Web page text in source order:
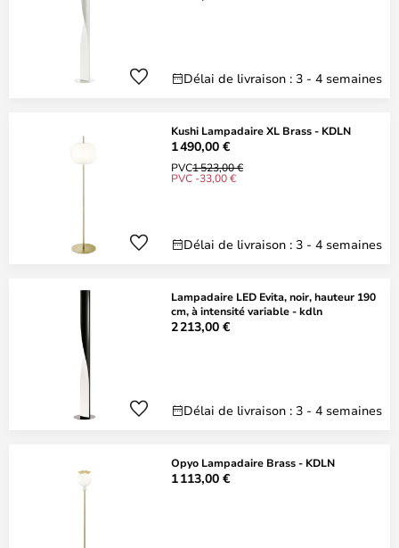
Délai de livraison : 3 - 4 semaines
Kushi Lampadaire XL Brass - KDLN
1 490,00 €
PVC1 523,00 €
PVC -33,00 €
Délai de livraison : 3 - 4 semaines
Lampadaire LED Evita, noir, hauteur 190
cm, à intensité variable - kdln
2 213,00 €
Délai de livraison : 3 - 4 semaines
Opyo Lampadaire Brass - KDLN
1 113,00 €